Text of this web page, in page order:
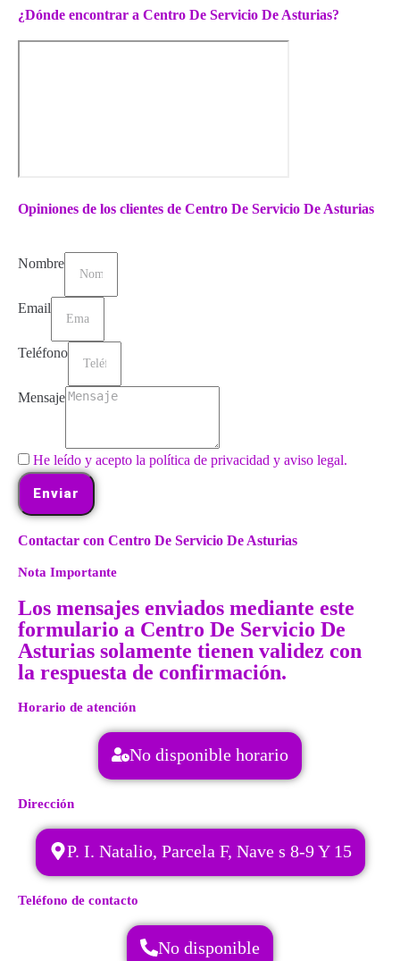
¿Dónde encontrar a Centro De Servicio De Asturias?
Opiniones de los clientes de Centro De Servicio De Asturias
Nombre
Email
Teléfono
Mensaje
He leído y acepto la política de privacidad y aviso legal.
Enviar
Contactar con Centro De Servicio De Asturias
Nota Importante
Los mensajes enviados mediante este
formulario a Centro De Servicio De
Asturias solamente tienen validez con
la respuesta de confirmación.
Horario de atención
No disponible horario
Dirección
P. I. Natalio, Parcela F, Nave s 8-9 Y 15
Teléfono de contacto
No disponible